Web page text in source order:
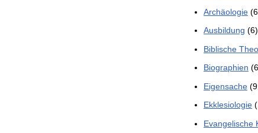
Archäologie
Ausbildung (6)
Biblische
Biographien
Eigensache
Ekklesiologie
Evangelische